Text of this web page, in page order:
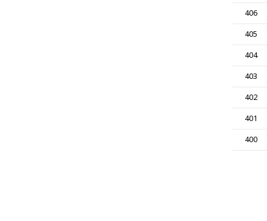
406
405
404
403
402
401
400